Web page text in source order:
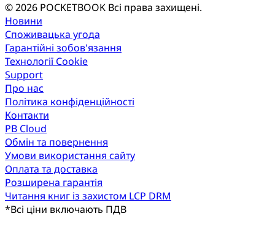
© 2026 POCKETBOOK Всі права захищені.
Новини
Споживацька угода
Гарантійні зобов'язання
Технології Cookie
Support
Про нас
Політика конфіденційності
Контакти
PB Cloud
Обмін та повернення
Умови використання сайту
Оплата та доставка
Розширена гарантія
Читання книг із захистом LCP DRM
*Всі ціни включають ПДВ